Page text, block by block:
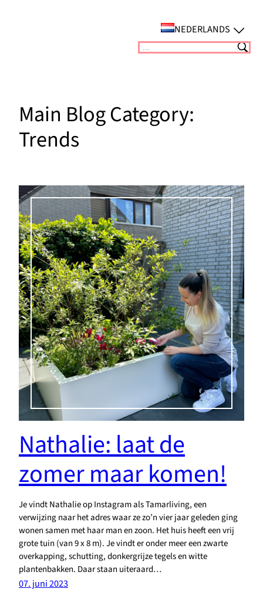
NEDERLANDS
Suchen
Main Blog Category:
Trends
Nathalie: laat de
zomer maar komen!
Je vindt Nathalie op Instagram als Tamarliving, een
verwijzing naar het adres waar ze zo’n vier jaar geleden ging
wonen samen met haar man en zoon. Het huis heeft een vrij
grote tuin (van 9 x 8 m). Je vindt er onder meer een zwarte
overkapping, schutting, donkergrijze tegels en witte
plantenbakken. Daar staan uiteraard…
07. juni 2023